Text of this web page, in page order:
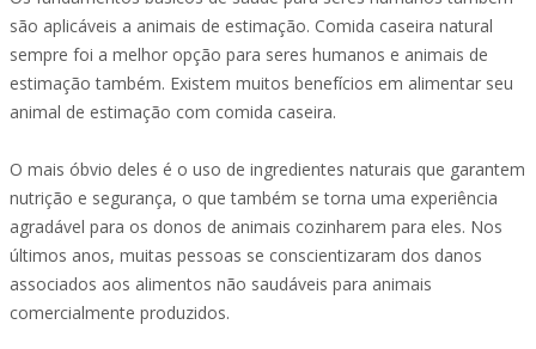
são aplicáveis a animais de estimação. Comida caseira natural
sempre foi a melhor opção para seres humanos e animais de
estimação também. Existem muitos benefícios em alimentar seu
animal de estimação com comida caseira.
O mais óbvio deles é o uso de ingredientes naturais que garantem
nutrição e segurança, o que também se torna uma experiência
agradável para os donos de animais cozinharem para eles. Nos
últimos anos, muitas pessoas se conscientizaram dos danos
associados aos alimentos não saudáveis para animais
comercialmente produzidos.